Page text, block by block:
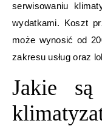
serwisowaniu
wydatkami. Koszt
może wynosić od
zakresu usług oraz
Jakie są